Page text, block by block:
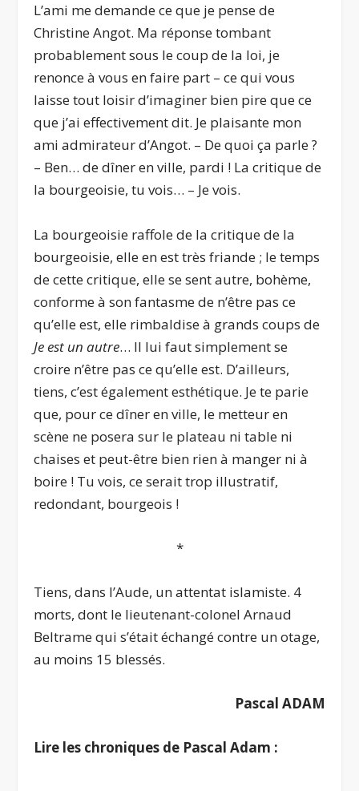
L’ami me demande ce que je pense de
Christine Angot. Ma réponse tombant
probablement sous le coup de la loi, je
renonce à vous en faire part – ce qui vous
laisse tout loisir d’imaginer bien pire que ce
que j’ai effectivement dit. Je plaisante mon
ami admirateur d’Angot. – De quoi ça parle ?
– Ben… de dîner en ville, pardi ! La critique de
la bourgeoisie, tu vois… – Je vois.
La bourgeoisie raffole de la critique de la
bourgeoisie, elle en est très friande ; le temps
de cette critique, elle se sent autre, bohème,
conforme à son fantasme de n’être pas ce
qu’elle est, elle rimbaldise à grands coups de
Je est un autre… Il lui faut simplement se
croire n’être pas ce qu’elle est. D’ailleurs,
tiens, c’est également esthétique. Je te parie
que, pour ce dîner en ville, le metteur en
scène ne posera sur le plateau ni table ni
chaises et peut-être bien rien à manger ni à
boire ! Tu vois, ce serait trop illustratif,
redondant, bourgeois !
*
Tiens, dans l’Aude, un attentat islamiste. 4
morts, dont le lieutenant-colonel Arnaud
Beltrame qui s’était échangé contre un otage,
au moins 15 blessés.
Pascal ADAM
Lire les chroniques de Pascal Adam :